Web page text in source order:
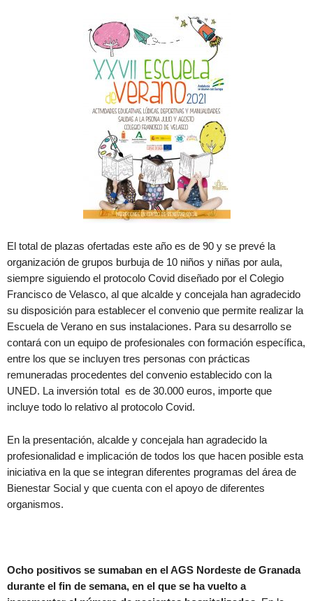
El total de plazas ofertadas este año es de 90 y se prevé la
organización de grupos burbuja de 10 niños y niñas por aula,
siempre siguiendo el protocolo Covid diseñado por el Colegio
Francisco de Velasco, al que alcalde y concejala han agradecido
su disposición para establecer el convenio que permite realizar la
Escuela de Verano en sus instalaciones. Para su desarrollo se
contará con un equipo de profesionales con formación específica,
entre los que se incluyen tres personas con prácticas
remuneradas procedentes del convenio establecido con la
UNED. La inversión total es de 30.000 euros, importe que
incluye todo lo relativo al protocolo Covid.
En la presentación, alcalde y concejala han agradecido la
profesionalidad e implicación de todos los que hacen posible esta
iniciativa en la que se integran diferentes programas del área de
Bienestar Social y que cuenta con el apoyo de diferentes
organismos.
Ocho positivos se sumaban en el AGS Nordeste de Granada
durante el fin de semana, en el que se ha vuelto a